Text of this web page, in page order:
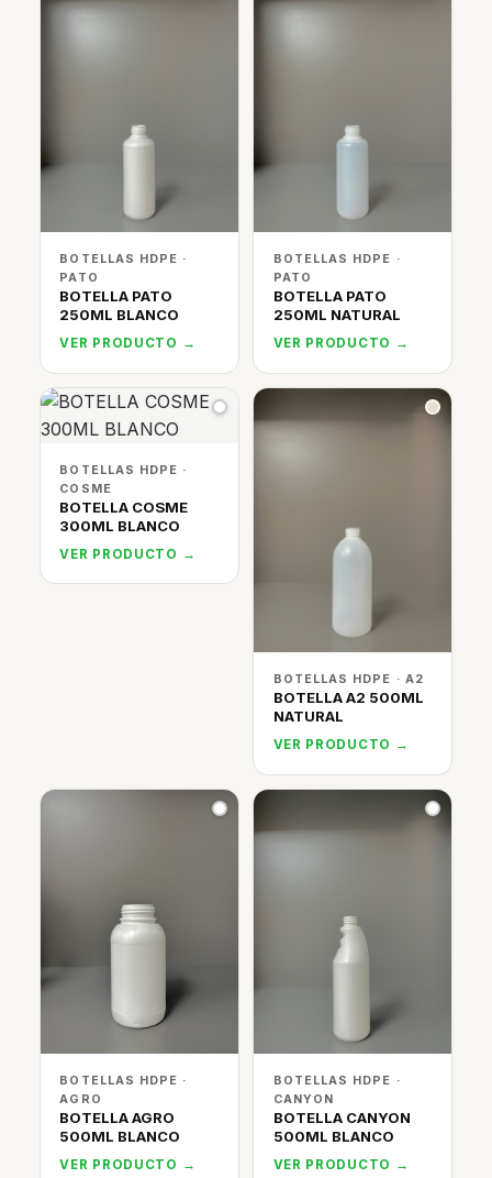
BOTELLAS HDPE ·
PATO
BOTELLA PATO
250ML BLANCO
VER PRODUCTO →
BOTELLAS HDPE ·
PATO
BOTELLA PATO
250ML NATURAL
VER PRODUCTO →
BOTELLAS HDPE ·
COSME
BOTELLA COSME
300ML BLANCO
VER PRODUCTO →
BOTELLAS HDPE · A2
BOTELLA A2 500ML
NATURAL
VER PRODUCTO →
BOTELLAS HDPE ·
AGRO
BOTELLA AGRO
500ML BLANCO
VER PRODUCTO →
BOTELLAS HDPE ·
CANYON
BOTELLA CANYON
500ML BLANCO
VER PRODUCTO →